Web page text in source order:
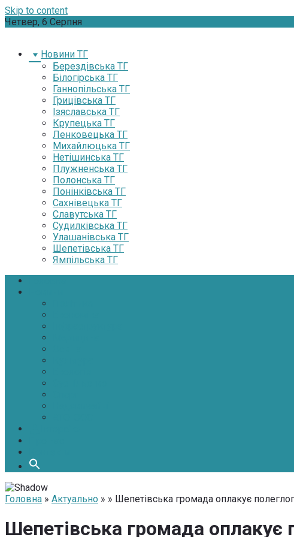
Skip to content
Четвер, 6 Серпня
Новини ТГ
Берездівська ТГ
Білогірська ТГ
Ганнопільська ТГ
Грицівська ТГ
Ізяславська ТГ
Крупецька ТГ
Ленковецька ТГ
Михайлюцька ТГ
Нетішинська ТГ
Плужненська ТГ
Полонська ТГ
Понінківська ТГ
Сахнівецька ТГ
Славутська ТГ
Судилківська ТГ
Улашанівська ТГ
Шепетівська ТГ
Ямпільська ТГ
Головна » Актуально » » Шепетівська громада оплакує
Шепетівська громада оплакує